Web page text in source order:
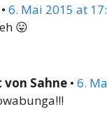
• 6. Mai 2015 at
😛
von Sahne • 6.